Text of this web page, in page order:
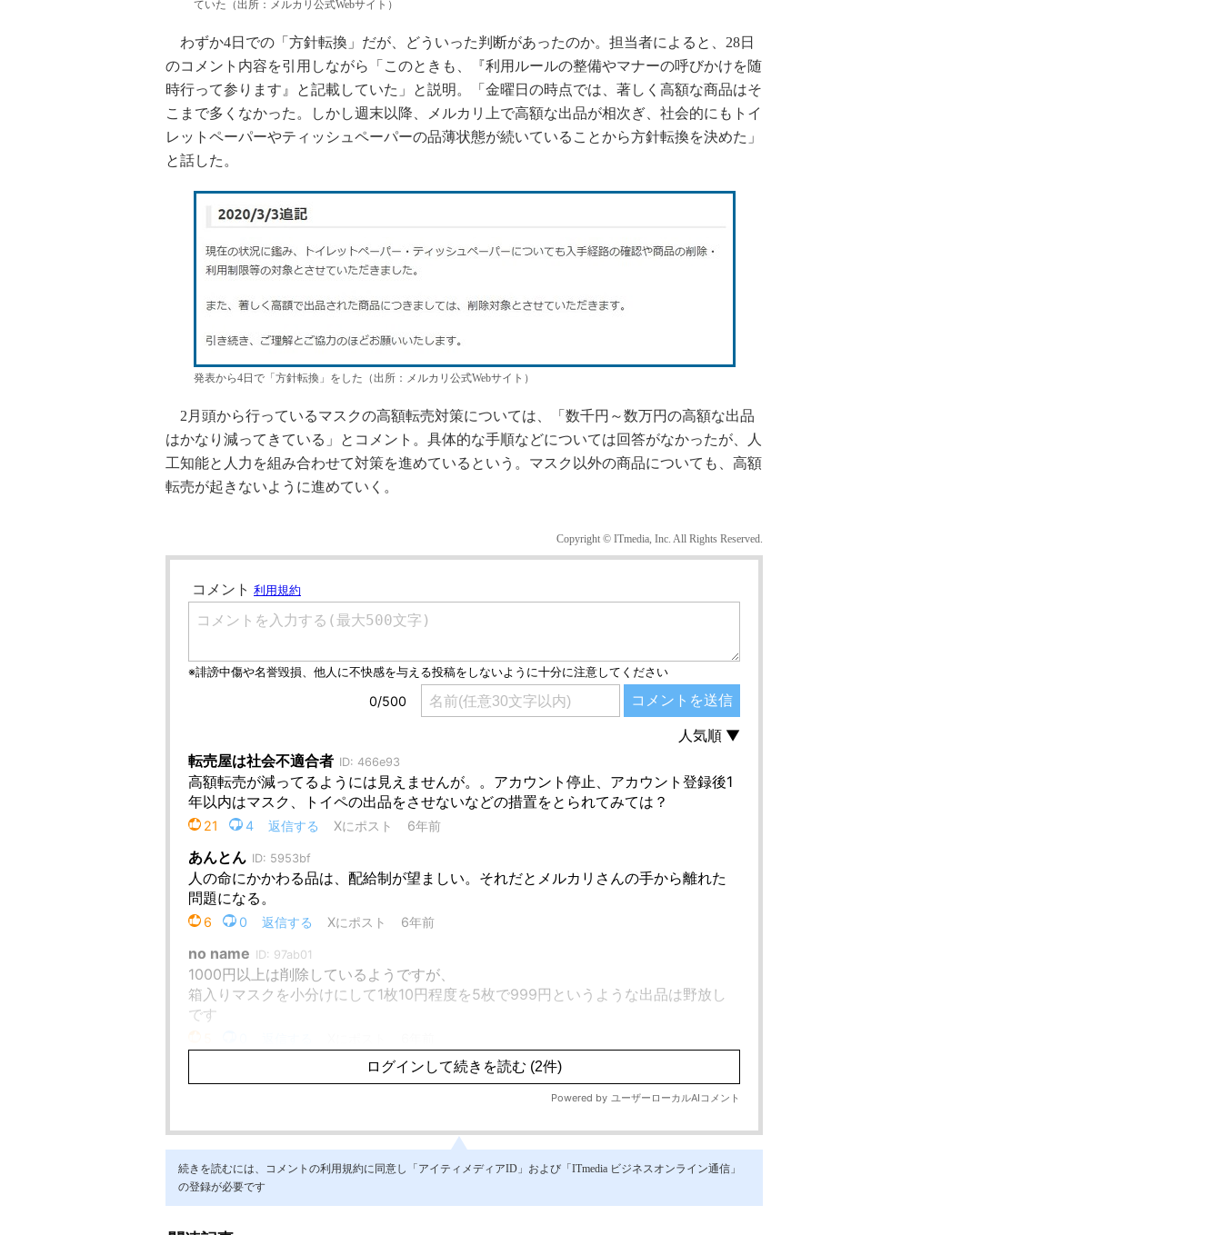
ていた（出所：メルカリ公式Webサイト）
わずか4日での「方針転換」だが、どういった判断があったのか。担当者によると、28日
のコメント内容を引用しながら「このときも、『利用ルールの整備やマナーの呼びかけを随
時行って参ります』と記載していた」と説明。「金曜日の時点では、著しく高額な商品はそ
こまで多くなかった。しかし週末以降、メルカリ上で高額な出品が相次ぎ、社会的にもトイ
レットペーパーやティッシュペーパーの品薄状態が続いていることから方針転換を決めた」
と話した。
発表から4日で「方針転換」をした（出所：メルカリ公式Webサイト）
2月頭から行っているマスクの高額転売対策については、「数千円～数万円の高額な出品
はかなり減ってきている」とコメント。具体的な手順などについては回答がなかったが、人
工知能と人力を組み合わせて対策を進めているという。マスク以外の商品についても、高額
転売が起きないように進めていく。
Copyright © ITmedia, Inc. All Rights Reserved.
続きを読むには、コメントの利用規約に同意し「アイティメディアID」および「ITmedia ビジネスオンライン通信」
の登録が必要です